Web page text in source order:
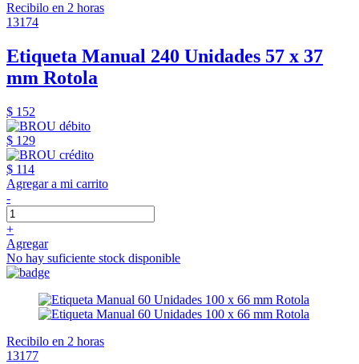
Recibilo en 2 horas
13174
Etiqueta Manual 240 Unidades 57 x 37
mm Rotola
$ 152
$ 129
$ 114
Agregar a mi carrito
-
+
Agregar
No hay suficiente stock disponible
Recibilo en 2 horas
13177